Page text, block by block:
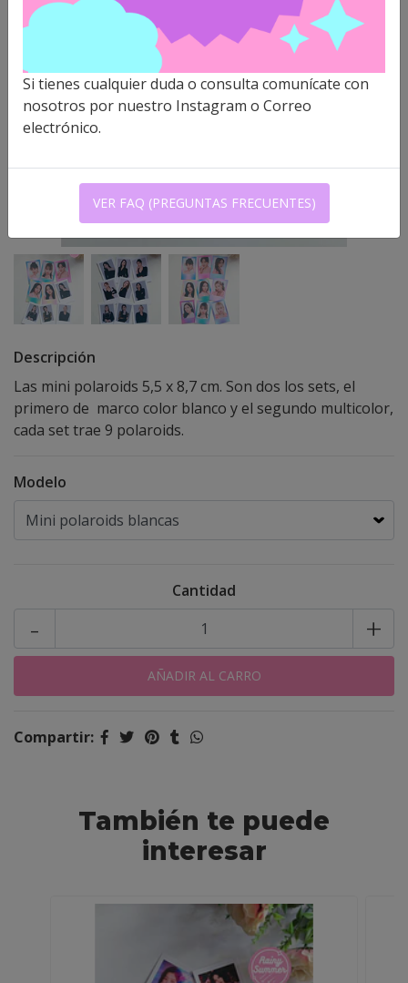
Descripción
Las mini polaroids 5,5 x 8,7 cm. Son dos los sets, el
primero de marco color blanco y el segundo multicolor,
cada set trae 9 polaroids.
Modelo
Cantidad
+
-
Compartir:
También te puede
interesar
Si tienes cualquier duda o consulta comunícate con
nosotros por nuestro Instagram o Correo
electrónico.
VER FAQ (PREGUNTAS FRECUENTES)